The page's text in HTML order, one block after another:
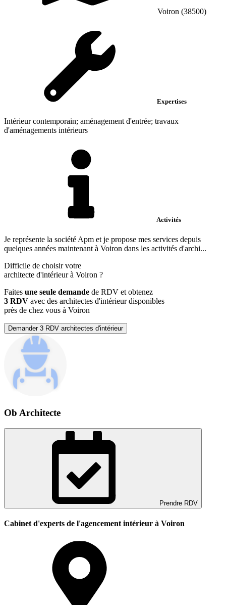
Voiron (38500)
Expertises
Intérieur contemporain; aménagement d'entrée; travaux
d'aménagements intérieurs
Activités
Je représente la société Apm et je propose mes services depuis
quelques années maintenant à Voiron dans les activités d'archi...
Difficile de choisir votre
architecte d'intérieur à Voiron ?
Faites une seule demande de RDV et obtenez
3 RDV avec des architectes d'intérieur disponibles
près de chez vous à Voiron
Demander 3 RDV architectes d'intérieur
Ob Architecte
Prendre RDV
Cabinet d'experts de l'agencement intérieur à Voiron